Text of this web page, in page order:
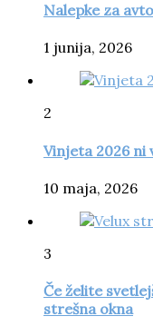
Nalepke za
1 junija, 2026
2
Vinjeta 2026 ni
10 maja, 2026
3
Če želite
strešna okna